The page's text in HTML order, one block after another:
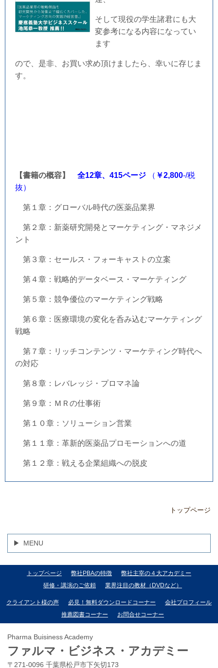
そして現役の学生諸君にも大
変参考になる内容になってい
ます
ので、是非、お買い求め頂けましたら、幸いに存じま
す。
【書籍の概容】 全12章、415ページ （ ￥2,800-/税
抜）
第１章：グローバル時代の医薬品業界
第２章：新薬研究開発とマーケティング・マネジメ
ント
第３章：セールス・フォーキャストの立案
第４章：戦略的データベース・マーケティング
第５章：競争優位のマーケティング戦略
第６章：医療環境の変化を呑み込むマーケティング
戦略
第７章：リッチコンテンツ・マーケティング時代へ
の対応
第８章：レバレッジ・プロマネ論
第９章：ＭＲの仕事術
第１０章：ソリューション営業
第１１章：革新的医薬品プロモーションへの道
第１２章：戦える企業組織への脱皮
トップページ
MENU
トップページ 弊社PBAの特徴
弊社主宰の４大アカデミー
研修・講演のご依頼
業界注目の教材（DVDなど）
クライアント様の声 必見！無料ダウンロードコーナー
会社プロフィール
推薦図書コーナー
お問合せコーナー
Pharma Buisiness Academy
ファルマ・ビジネス・アカデミー
〒271-0096 千葉県松戸市下矢切173